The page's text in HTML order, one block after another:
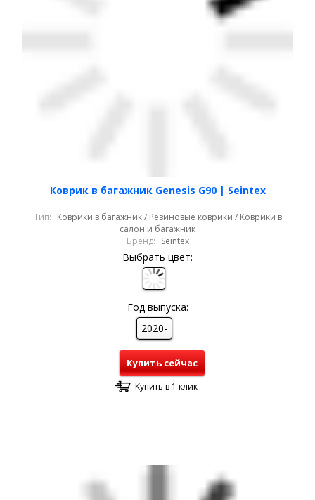
Коврик в багажник Genesis G90 | Seintex
Тип: Коврики в багажник / Резиновые коврики / Коврики в
салон и багажник
Бренд: Seintex
Выбрать цвет:
Год выпуска:
2020-
Купить сейчас
Купить в 1 клик